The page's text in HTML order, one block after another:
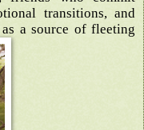
transitions, and
a source of fleeting